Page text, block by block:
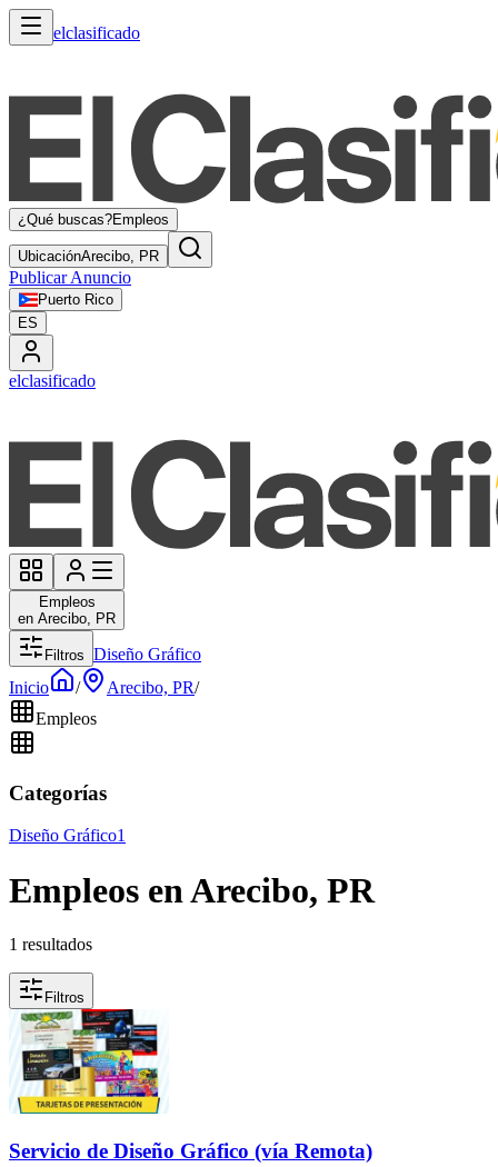
elclasificado
¿Qué buscas?Empleos
UbicaciónArecibo, PR
Publicar Anuncio
Puerto Rico
ES
elclasificado
Empleos
en Arecibo, PR
Filtros Diseño Gráfico
Inicio
/ Arecibo, PR/
Empleos
Categorías
Diseño Gráfico1
Empleos en Arecibo, PR
1 resultados
Filtros
Servicio de Diseño Gráfico (vía Remota)